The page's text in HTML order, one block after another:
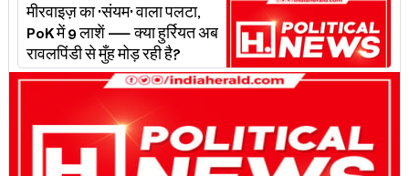
मीरवाइज़ का 'संयम' वाला पलटा,
PoK में 9 लाशें — क्या हुर्रियत अब
रावलपिंडी से मुँह मोड़ रही है?